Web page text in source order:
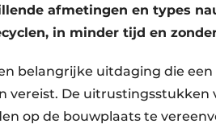
afmetingen en types
in minder tijd en
belangrijke uitdaging die een
De uitrustingsstukken
op de bouwplaats te